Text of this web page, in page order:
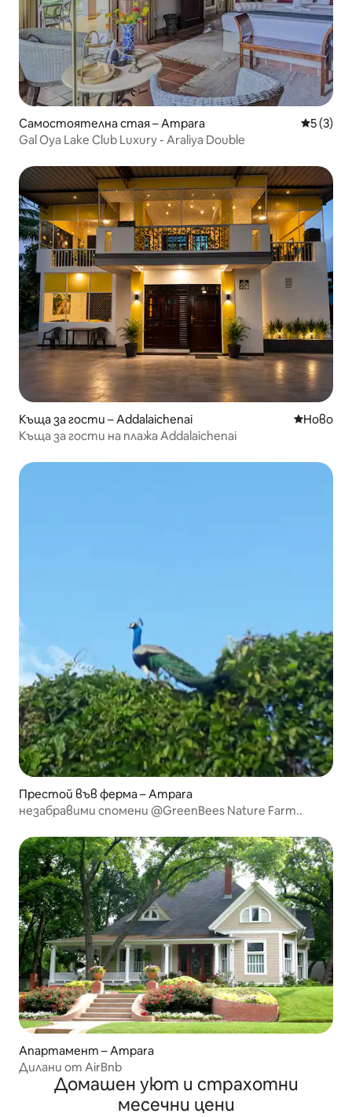
Самостоятелна стая – Ampara Средна
5 (3)
Gal Oya Lake Club Luxury - Araliya Double
Къща за гости – Addalaichenai Ново
Ново
Къща за гости на плажа Addalaichenai
Престой във ферма – Ampara
незабравими спомени @GreenBees Nature Farm..
Апартамент – Ampara
Дилани от AirBnb
Домашен уют и страхотни
месечни цени